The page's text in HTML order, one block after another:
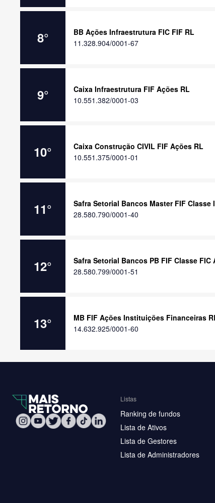
8°
BB Ações Infraestrutura FIC FIF RL
11.328.904/0001-67
9°
Caixa Infraestrutura FIF Ações RL
10.551.382/0001-03
10°
Caixa Construção CIVIL FIF Ações RL
10.551.375/0001-01
11°
Safra Setorial Bancos Master FIF
28.580.790/0001-40
12°
Safra Setorial Bancos PB FIF Classe FIC
28.580.799/0001-51
13°
MB FIF Ações Instituições Financeiras
14.632.925/0001-60
Listas
Ranking de fundos
Lista de Ativos
Lista de Gestores
Lista de Administradores